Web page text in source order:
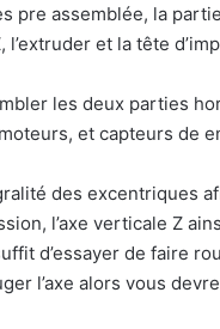
pre assemblée, la
et la tête
les deux parties
et capteurs de
des excentriques
l’axe verticale Z
d’essayer de faire
l’axe alors vous